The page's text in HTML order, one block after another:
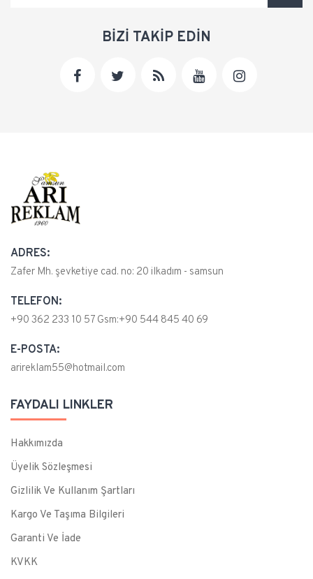
BİZİ TAKİP EDİN
ADRES:
Zafer Mh. şevketiye cad. no: 20 ilkadım - samsun
TELEFON:
+90 362 233 10 57 Gsm:+90 544 845 40 69
E-POSTA:
arireklam55@hotmail.com
FAYDALI LINKLER
Hakkımızda
Üyelik Sözleşmesi
Gizlilik Ve Kullanım Şartları
Kargo Ve Taşıma Bilgileri
Garanti Ve İade
KVKK